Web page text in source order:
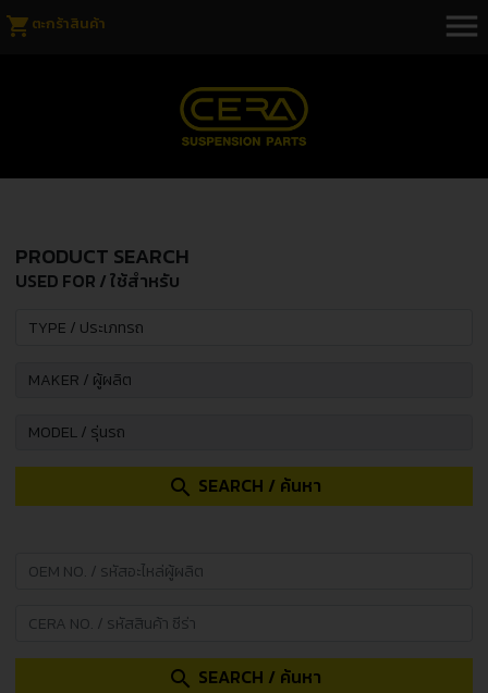
shopping_cart ตะกร้าสินค้า menu
PRODUCT SEARCH
USED FOR / ใช้สำหรับ
search SEARCH / ค้นหา
search SEARCH / ค้นหา